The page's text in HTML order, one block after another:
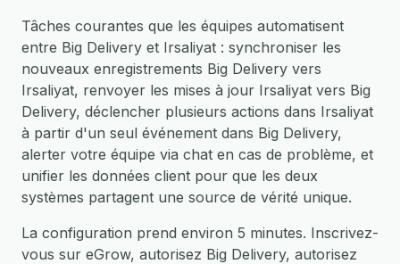
Tâches courantes que les équipes automatisent
entre Big Delivery et Irsaliyat : synchroniser les
nouveaux enregistrements Big Delivery vers
Irsaliyat, renvoyer les mises à jour Irsaliyat vers Big
Delivery, déclencher plusieurs actions dans Irsaliyat
à partir d'un seul événement dans Big Delivery,
alerter votre équipe via chat en cas de problème, et
unifier les données client pour que les deux
systèmes partagent une source de vérité unique.
La configuration prend environ 5 minutes. Inscrivez-
vous sur eGrow, autorisez Big Delivery, autorisez